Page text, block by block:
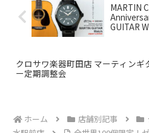
クロサワ楽器町田店 マーティンギ
ー定期調整会
MARTIN
GUITAR
ホーム 店舗別記事